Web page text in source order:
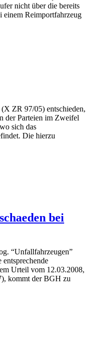
nicht über die bereits
einem Reimportfahrzeug
ZR 97/05) entschieden,
der Parteien im Zweifel
sich das
Die hierzu
bei
“Unfallfahrzeugen”
entsprechende
Urteil vom 12.03.2008,
kommt der BGH zu